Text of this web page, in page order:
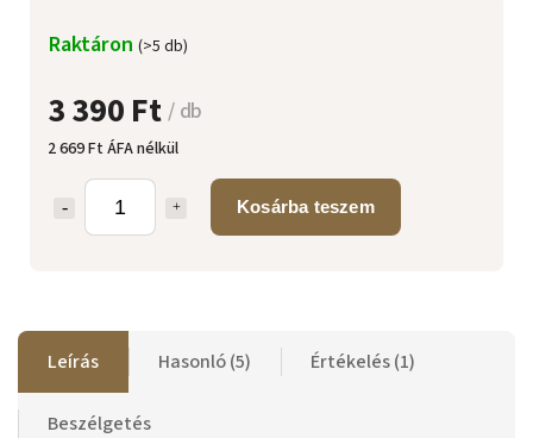
3 390 Ft/ db
2 669 Ft ÁFA nélkül
Kosárba teszem
Raktáron (>5 db)
Leírás Hasonló (5) Értékelés (1)
Beszélgetés